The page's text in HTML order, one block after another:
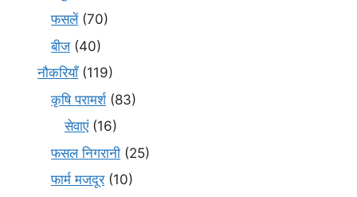
फसलें(70)
बीज (40)
नौकरियाँ(119)
कृषि परामर्श(83)
सेवाएं(16)
फसल निगरानी (25)
फार्म मजदूर(10)